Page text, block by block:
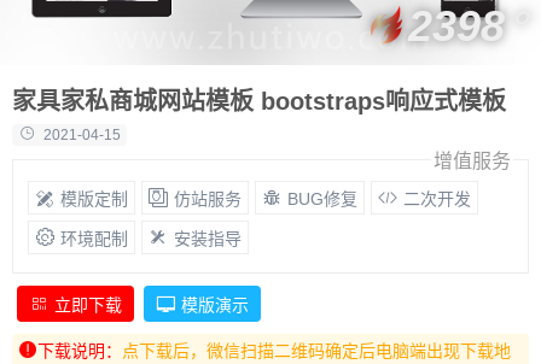
家具家私商城网站模板 bootstraps响应式模板
2021-04-15
2398
增值服务
模版定制 仿站服务 BUG修复 二次开发
环境配制 安装指导
立即下载 模版演示
下载说明：
点下载后，微信扫描二维码确定后电脑端出现下载地